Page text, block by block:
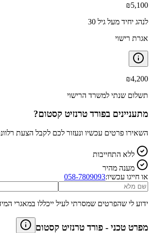
₪5,100
לנהג יחיד מעל גיל 30
אגרת רישוי
₪4,200
תשלום שנתי למשרד הרישוי
מתעניינים בפורד טרנזיט קסטום?
השאירו פרטים עכשיו ונעזור לכם לקבל הצעת
ללא התחייבות
מענה מהיר
או חייגו עכשיו:058-7809093
ידוע לי שהפרטים שמסרתי לעיל ייכללו במאגרי
מפרט טכני - פורד טרנזיט קסטום